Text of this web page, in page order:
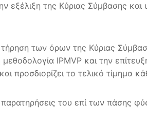
εξέλιξη της Κύριας Σύμβασης και
των όρων της Κύριας
IPMVP και την
προσδιορίζει το τελικό τίμημα
παρατηρήσεις του επί των